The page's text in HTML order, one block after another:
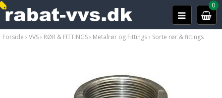
0
Forside › VVS› RØR & FITTINGS› Metalrør og Fittings› Sorte rør & fittings